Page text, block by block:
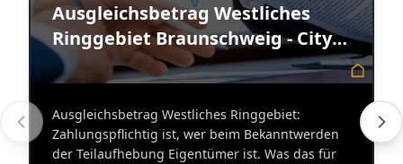
Ausgleichsbetrag Westliches
Ringgebiet Braunschweig - City
Immobilienmakler
Ausgleichsbetrag Westliches Ringgebiet:
Zahlungspflichtig ist, wer beim Bekanntwerden
der Teilaufhebung Eigentümer ist. Was das für